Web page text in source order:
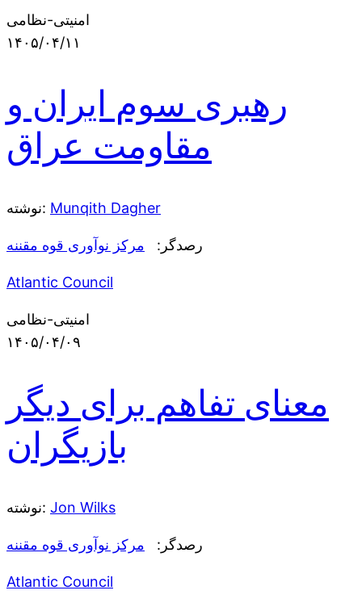
امنیتی-نظامی
۱۴۰۵/۰۴/۱۱
رهبری سوم ایران و
مقاومت عراق
نوشته: Munqith Dagher
رصدگر: مرکز نوآوری قوه مقننه
Atlantic Council
امنیتی-نظامی
۱۴۰۵/۰۴/۰۹
معنای تفاهم برای دیگر
بازیگران
نوشته: Jon Wilks
رصدگر: مرکز نوآوری قوه مقننه
Atlantic Council